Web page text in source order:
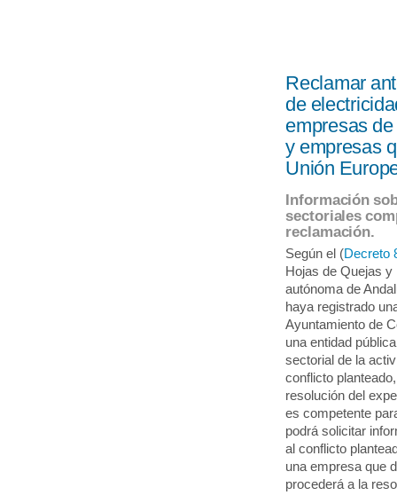
Reclamar
de
empresas
y empresas
Unión
Información
sectoriales
reclamación.
Según el (Decreto
Hojas de Quejas
autónoma de
haya registrado
Ayuntamiento de
una entidad
sectorial de la
conflicto
resolución del
es competente
podrá solicitar
al conflicto
una empresa que
procederá a la